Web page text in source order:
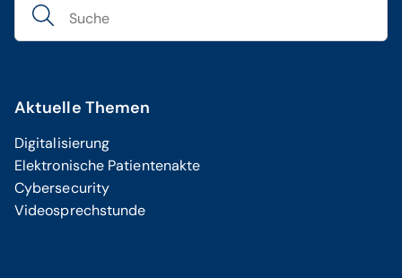
Aktuelle Themen
Digitalisierung
Elektronische Patientenakte
Cybersecurity
Videosprechstunde